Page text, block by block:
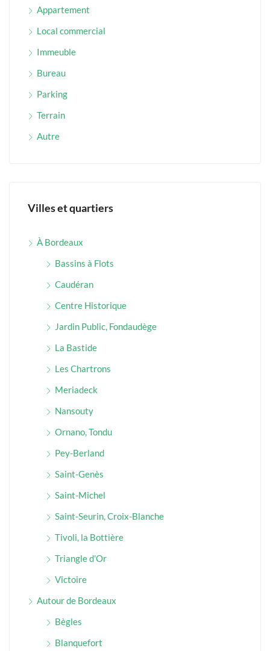
Appartement
Local commercial
Immeuble
Bureau
Parking
Terrain
Autre
Villes et quartiers
À Bordeaux
Bassins à Flots
Caudéran
Centre Historique
Jardin Public, Fondaudège
La Bastide
Les Chartrons
Meriadeck
Nansouty
Ornano, Tondu
Pey-Berland
Saint-Genès
Saint-Michel
Saint-Seurin, Croix-Blanche
Tivoli, la Bottière
Triangle d'Or
Victoire
Autour de Bordeaux
Bègles
Blanquefort